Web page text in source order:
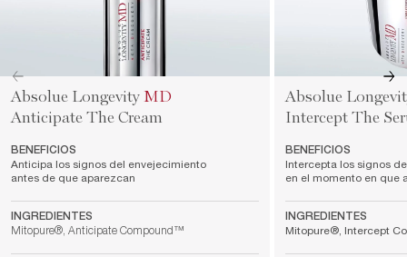
Absolue Longevity MD
Anticipate The Cream
BENEFICIOS
Anticipa los signos del envejecimiento
antes de que aparezcan
INGREDIENTES
Mitopure®, Anticipate Compound™
Absolue
Intercept The
BENEFICIOS
Intercepta los signos
en el momento en que
INGREDIENTES
Mitopure®, Intercept